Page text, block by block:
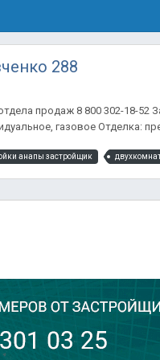
288
продаж 8 800 302-18-
газовое Отделка:
анапы застройщик